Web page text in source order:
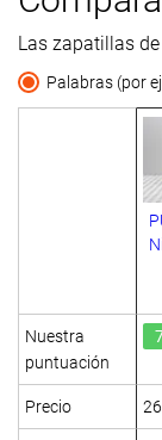
Las zapatillas
Palabras (por
Nuestra
puntuación
Precio